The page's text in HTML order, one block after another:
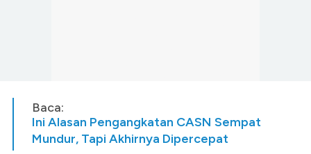
Baca:
Ini Alasan Pengangkatan CASN Sempat
Mundur, Tapi Akhirnya Dipercepat